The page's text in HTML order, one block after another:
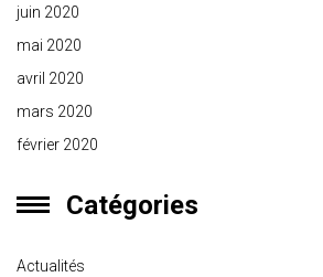
juin 2020
mai 2020
avril 2020
mars 2020
février 2020
Catégories
Actualités